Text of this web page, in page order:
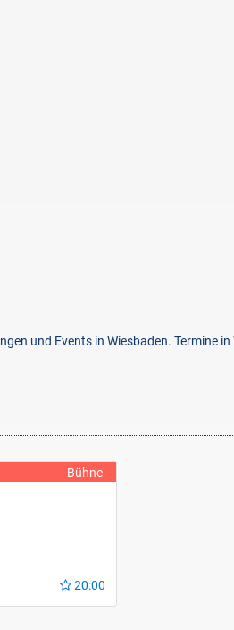
und Events in Wiesbaden. Termine in
Bühne
20:00